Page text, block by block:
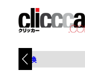
タイヤ交換